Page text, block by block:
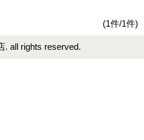
(1件/1件)
. all rights reserved.